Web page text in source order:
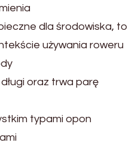
dla środowiska, to
używania roweru
oraz trwa parę
typami opon